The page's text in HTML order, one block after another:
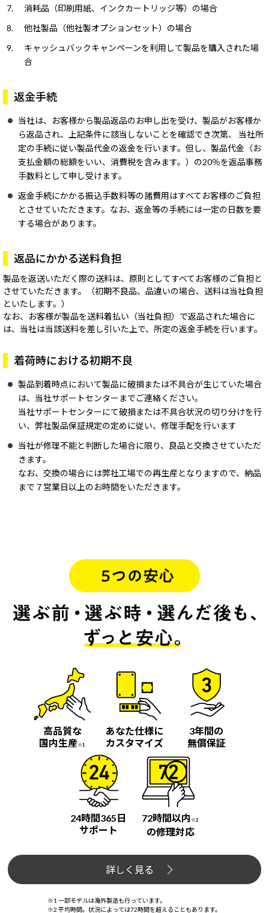
よくあるご質問
消耗品（印刷用紙、インクカートリッジ等）の場合
他社製品（他社製オプションセット）の場合
キャッシュバックキャンペーンを利用して製品を購入された場
合
返金手続
当社は、お客様から製品返品のお申し出を受け、製品がお客様か
ら返品され、上記条件に該当しないことを確認でき次第、
当社所
定の手続に従い製品代金の返金を行います。但し、製品代金（お
支払金額の総額をいい、消費税を含みます。）の20％を返品事務
手数料として申し受けます。
返金手続にかかる振込手数料等の諸費用はすべてお客様のご負担
とさせていただきます。なお、返金等の手続には一定の日数を要
する場合があります。
返品にかかる送料負担
製品を返送いただく際の送料は、原則としてすべてお客様のご負担と
させていただきます。（初期不良品、品違いの場合、送料は当社負担
といたします。）
なお、お客様が製品を送料着払い（当社負担）で返品された場合に
は、当社は当該送料を差し引いた上で、所定の返金手続を行います。
着荷時における初期不良
製品到着時点において製品に破損または不具合が生じていた場合
は、当社サポートセンターまでご連絡ください。
当社サポートセンターにて破損または不具合状況の切り分けを行
い、弊社製品保証規定の定めに従い、修理手配を行います
当社が修理不能と判断した場合に限り、良品と交換させていただ
きます。
なお、交換の場合には弊社工場での再生産となりますので、納品
まで７営業日以上のお時間をいただきます。
高品質な
国内生産※1
あなた仕様に
カスタマイズ
3年間の
無償保証
24時間365日
サポート
72時間以内 ※2
の修理対応
詳しく見る
※1 一部モデルは海外製造も行っています。
※2 平均時間。状況によっては72時間を超えることもあります。